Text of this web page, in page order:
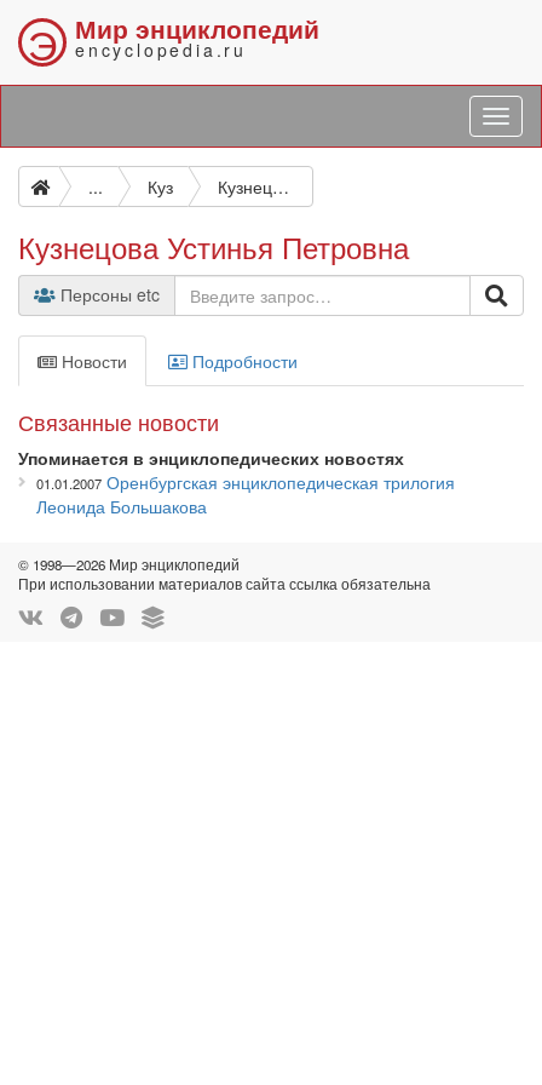
Э Мир энциклопедий
encyclopedia.ru
... Куз Кузнецова Устинья Петровна
Кузнецова Устинья Петровна
Персоны etc
Новости Подробности
Связанные новости
Упоминается в энциклопедических новостях
01.01.2007 Оренбургская энциклопедическая трилогия
Леонида Большакова
© 1998—2026 Мир энциклопедий
При использовании материалов сайта ссылка обязательна